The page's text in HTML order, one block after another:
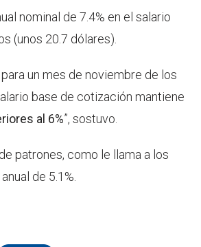
nominal de 7.4% en el salario
(unos 20.7 dólares).
un mes de noviembre de los
base de cotización mantiene
al 6%”, sostuvo.
patrones, como le llama a los
de 5.1%.